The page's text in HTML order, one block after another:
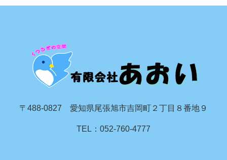
〒488-0827 愛知県尾張旭市吉岡町２丁目８番地９
TEL：052-760-4777